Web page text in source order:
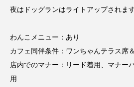
夜はドッグランはライトアップされます
わんこメニュー：あり
カフェ同伴条件：ワンちゃんテラス席
店内でのマナー：リード着用、マナー
用